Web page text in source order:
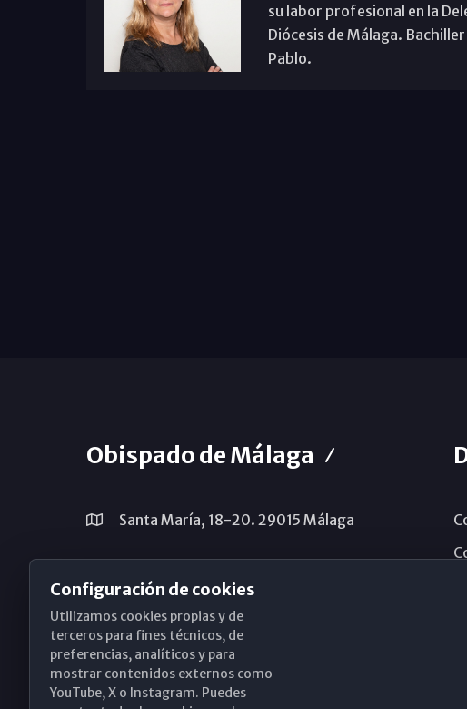
su labor profesional en la
Diócesis de Málaga. Bachiller
Pablo.
Obispado de Málaga
Santa María, 18-20. 29015 Málaga
(+34) 952 224 386
obispado@diocesismalaga.es
Configuración de cookies
Utilizamos cookies propias y de
terceros para fines técnicos, de
preferencias, analíticos y para
mostrar contenidos externos como
YouTube, X o Instagram. Puedes